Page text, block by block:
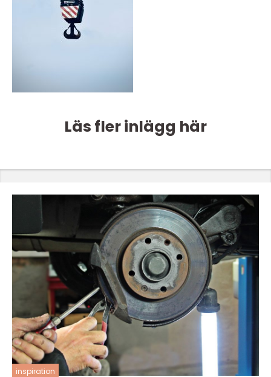
Läs fler inlägg här
inspiration